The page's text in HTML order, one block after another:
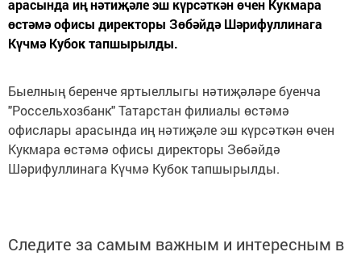
арасында иң нәтиҗәле эш күрсәткән өчен Кукмара
өстәмә офисы директоры Зөбәйдә Шәрифуллинага
Күчмә Кубок тапшырылды.
Быелның беренче яртыеллыгы нәтиҗәләре буенча
"Россельхозбанк" Татарстан филиалы өстәмә
офислары арасында иң нәтиҗәле эш күрсәткән өчен
Кукмара өстәмә офисы директоры Зөбәйдә
Шәрифуллинага Күчмә Кубок тапшырылды.
Следите за самым важным и интересным в